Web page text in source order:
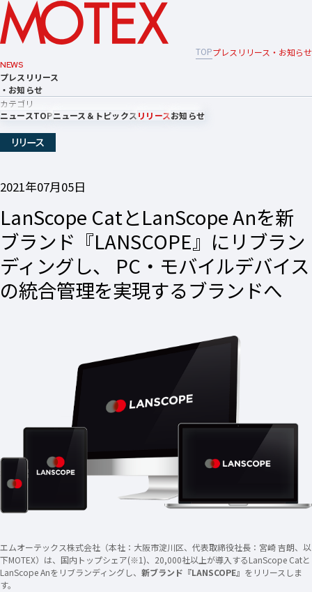
TOPプレスリリース・お知らせ
NEWS
プレスリリース
・お知らせ
カテゴリ
ニュースTOPニュース＆トピックスリリースお知らせ
リリース
2021年07月05日
LanScope CatとLanScope Anを新
ブランド『LANSCOPE』にリブラン
ディングし、 PC・モバイルデバイス
の統合管理を実現するブランドへ
エムオーテックス株式会社（本社：大阪市淀川区、代表取締役社長：宮崎 吉朗、以
下MOTEX）は、国内トップシェア(※1)、20,000社以上が導入するLanScope Catと
LanScope Anをリブランディングし、 新ブランド『LANSCOPE』 をリリースしま
す。